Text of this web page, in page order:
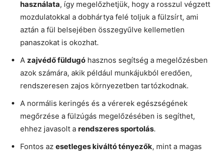
használata, így megelőzhetjük, hogy a rosszul végzett
mozdulatokkal a dobhártya felé toljuk a fülzsírt, ami
aztán a fül belsejében összegyűlve kellemetlen
panaszokat is okozhat.
A zajvédő füldugó hasznos segítség a megelőzésben
azok számára, akik például munkájukból eredően,
rendszeresen zajos környezetben tartózkodnak.
A normális keringés és a vérerek egészségének
megőrzése a fülzúgás megelőzésében is segíthet,
ehhez javasolt a rendszeres sportolás.
Fontos az esetleges kiváltó tényezők, mint a magas